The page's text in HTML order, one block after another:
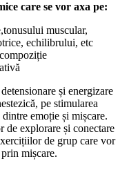
care se vor axa pe:
muscular,
echilibrului, etc
și energizare
pe stimularea
emoție și mișcare.
de explorare și conectare
de grup care vor
mișcare.